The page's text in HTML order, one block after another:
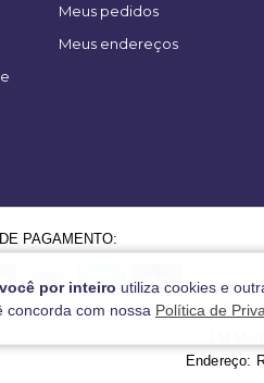
por inteiro utiliza cookies e
concorda com nossa Política de
Meus pedidos
Meus endereços
PAGAMENTO:
Endereço: